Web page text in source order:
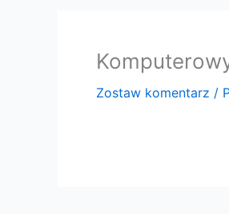
Zostaw komentarz /